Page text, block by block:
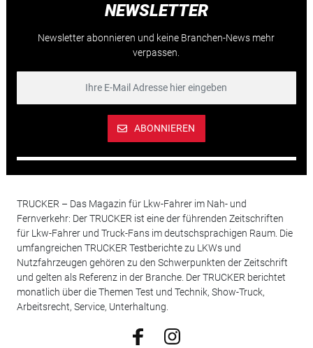
NEWSLETTER
Newsletter abonnieren und keine Branchen-News mehr
verpassen.
ABONNIEREN
TRUCKER – Das Magazin für Lkw-Fahrer im Nah- und
Fernverkehr: Der TRUCKER ist eine der führenden Zeitschriften
für Lkw-Fahrer und Truck-Fans im deutschsprachigen Raum. Die
umfangreichen TRUCKER Testberichte zu LKWs und
Nutzfahrzeugen gehören zu den Schwerpunkten der Zeitschrift
und gelten als Referenz in der Branche. Der TRUCKER berichtet
monatlich über die Themen Test und Technik, Show-Truck,
Arbeitsrecht, Service, Unterhaltung.